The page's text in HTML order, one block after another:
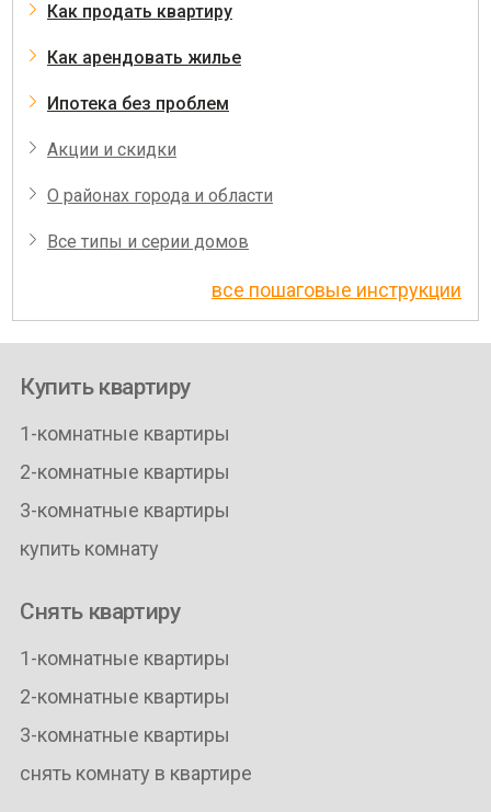
Как продать квартиру
Как арендовать жилье
Ипотека без проблем
Акции и скидки
О районах города и области
Все типы и серии домов
все пошаговые инструкции
Купить квартиру
1-комнатные квартиры
2-комнатные квартиры
3-комнатные квартиры
купить комнату
Снять квартиру
1-комнатные квартиры
2-комнатные квартиры
3-комнатные квартиры
снять комнату в квартире